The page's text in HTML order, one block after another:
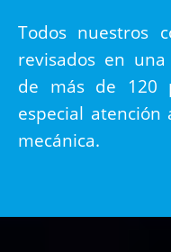
Todos nuestros
revisados en
de más de 120
especial
mecánica.